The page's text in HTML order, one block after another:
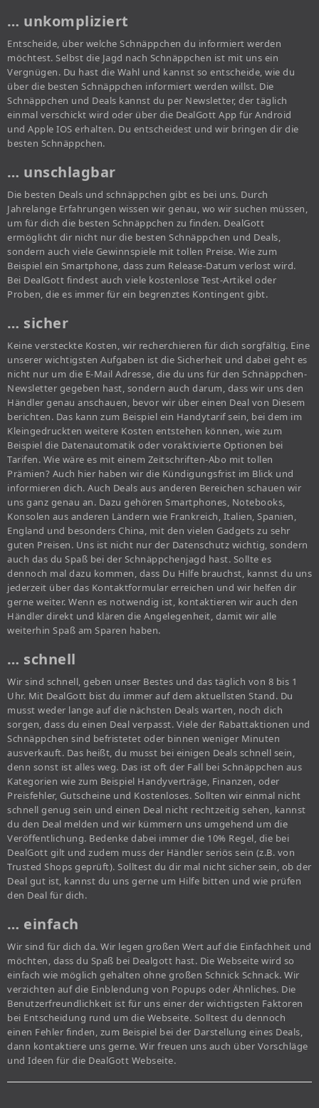
… unkompliziert
Entscheide, über welche Schnäppchen du informiert werden
möchtest. Selbst die Jagd nach Schnäppchen ist mit uns ein
Vergnügen. Du hast die Wahl und kannst so entscheide, wie du
über die besten Schnäppchen informiert werden willst. Die
Schnäppchen und Deals kannst du per Newsletter, der täglich
einmal verschickt wird oder über die DealGott App für Android
und Apple IOS erhalten. Du entscheidest und wir bringen dir die
besten Schnäppchen.
… unschlagbar
Die besten Deals und schnäppchen gibt es bei uns. Durch
Jahrelange Erfahrungen wissen wir genau, wo wir suchen müssen,
um für dich die besten Schnäppchen zu finden. DealGott
ermöglicht dir nicht nur die besten Schnäppchen und Deals,
sondern auch viele Gewinnspiele mit tollen Preise. Wie zum
Beispiel ein Smartphone, dass zum Release-Datum verlost wird.
Bei DealGott findest auch viele kostenlose Test-Artikel oder
Proben, die es immer für ein begrenztes Kontingent gibt.
… sicher
Keine versteckte Kosten, wir recherchieren für dich sorgfältig. Eine
unserer wichtigsten Aufgaben ist die Sicherheit und dabei geht es
nicht nur um die E-Mail Adresse, die du uns für den Schnäppchen-
Newsletter gegeben hast, sondern auch darum, dass wir uns den
Händler genau anschauen, bevor wir über einen Deal von Diesem
berichten. Das kann zum Beispiel ein Handytarif sein, bei dem im
Kleingedruckten weitere Kosten entstehen können, wie zum
Beispiel die Datenautomatik oder voraktivierte Optionen bei
Tarifen. Wie wäre es mit einem Zeitschriften-Abo mit tollen
Prämien? Auch hier haben wir die Kündigungsfrist im Blick und
informieren dich. Auch Deals aus anderen Bereichen schauen wir
uns ganz genau an. Dazu gehören Smartphones, Notebooks,
Konsolen aus anderen Ländern wie Frankreich, Italien, Spanien,
England und besonders China, mit den vielen Gadgets zu sehr
guten Preisen. Uns ist nicht nur der Datenschutz wichtig, sondern
auch das du Spaß bei der Schnäppchenjagd hast. Sollte es
dennoch mal dazu kommen, dass Du Hilfe brauchst, kannst du uns
jederzeit über das Kontaktformular erreichen und wir helfen dir
gerne weiter. Wenn es notwendig ist, kontaktieren wir auch den
Händler direkt und klären die Angelegenheit, damit wir alle
weiterhin Spaß am Sparen haben.
… schnell
Wir sind schnell, geben unser Bestes und das täglich von 8 bis 1
Uhr. Mit DealGott bist du immer auf dem aktuellsten Stand. Du
musst weder lange auf die nächsten Deals warten, noch dich
sorgen, dass du einen Deal verpasst. Viele der Rabattaktionen und
Schnäppchen sind befristetet oder binnen weniger Minuten
ausverkauft. Das heißt, du musst bei einigen Deals schnell sein,
denn sonst ist alles weg. Das ist oft der Fall bei Schnäppchen aus
Kategorien wie zum Beispiel Handyverträge, Finanzen, oder
Preisfehler, Gutscheine und Kostenloses. Sollten wir einmal nicht
schnell genug sein und einen Deal nicht rechtzeitig sehen, kannst
du den Deal melden und wir kümmern uns umgehend um die
Veröffentlichung. Bedenke dabei immer die 10% Regel, die bei
DealGott gilt und zudem muss der Händler seriös sein (z.B. von
Trusted Shops geprüft). Solltest du dir mal nicht sicher sein, ob der
Deal gut ist, kannst du uns gerne um Hilfe bitten und wie prüfen
den Deal für dich.
… einfach
Wir sind für dich da. Wir legen großen Wert auf die Einfachheit und
möchten, dass du Spaß bei Dealgott hast. Die Webseite wird so
einfach wie möglich gehalten ohne großen Schnick Schnack. Wir
verzichten auf die Einblendung von Popups oder Ähnliches. Die
Benutzerfreundlichkeit ist für uns einer der wichtigsten Faktoren
bei Entscheidung rund um die Webseite. Solltest du dennoch
einen Fehler finden, zum Beispiel bei der Darstellung eines Deals,
dann kontaktiere uns gerne. Wir freuen uns auch über Vorschläge
und Ideen für die DealGott Webseite.